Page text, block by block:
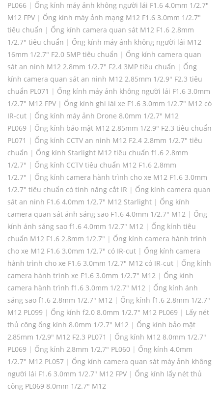
PL066 | Ống kính máy ảnh không người lái F1.6 4.0mm 1/2.7"
M12 FPV | Ống kính máy ảnh mạng M12 F1.6 3.0mm 1/2.7"
tiêu chuẩn | Ống kính camera quan sát M12 F1.6 2.8mm
1/2.7" tiêu chuẩn | Ống kính máy ảnh không người lái M12
16mm 1/2.7" F2.0 5MP tiêu chuẩn | Ống kính camera quan
sát an ninh M12 2.8mm 1/2.7" F2.4 3MP tiêu chuẩn | Ống
kính camera quan sát an ninh M12 2.85mm 1/2.9" F2.3 tiêu
chuẩn PL071 | Ống kính máy ảnh không người lái F1.6 3.0mm
1/2.7" M12 FPV | Ống kính ghi lái xe F1.6 3.0mm 1/2.7" M12 có
IR-cut | Ống kính máy ảnh Drone 8.0mm 1/2.7" M12
PL069 | Ống kính bảo mật M12 2.85mm 1/2.9" F2.3 tiêu chuẩn
PL071 | Ống kính CCTV an ninh M12 F2.4 2.8mm 1/2.7" tiêu
chuẩn | Ống kính Starlight M12 tiêu chuẩn f1.6 2.8mm
1/2.7" | Ống kính CCTV tiêu chuẩn M12 F1.6 2.8mm
1/2.7" | Ống kính camera hành trình cho xe M12 F1.6 3.0mm
1/2.7" tiêu chuẩn có tính năng cắt IR | Ống kính camera quan
sát an ninh F1.6 4.0mm 1/2.7" M12 Starlight | Ống kính
camera quan sát ánh sáng sao F1.6 4.0mm 1/2.7" M12 | Ống
kính ánh sáng sao f1.6 4.0mm 1/2.7" M12 | Ống kính tiêu
chuẩn M12 F1.6 2.8mm 1/2.7" | Ống kính camera hành trình
cho xe M12 F1.6 3.0mm 1/2.7" có IR-cut | Ống kính camera
hành trình cho xe F1.6 3.0mm 1/2.7" M12 có IR-cut | Ống kính
camera hành trình xe F1.6 3.0mm 1/2.7" M12 | Ống kính
camera hành trình f1.6 3.0mm 1/2.7" M12 | Ống kính ánh
sáng sao f1.6 2.8mm 1/2.7" M12 | Ống kính f1.6 2.8mm 1/2.7"
M12 PL099 | Ống kính f2.0 8.0mm 1/2.7" M12 PL069 | Lấy nét
thủ công ống kính 8.0mm 1/2.7" M12 | Ống kính bảo mật
2,85mm 1/2,9" M12 F2.3 PL071 | Ống kính M12 8.0mm 1/2.7"
PL069 | Ống kính 2,8mm 1/2,7" PL060 | Ống kính 4.0mm
1/2.7" M12 PL057 | Ống kính camera quan sát máy ảnh không
người lái F1.6 3.0mm 1/2.7" M12 FPV | Ống kính lấy nét thủ
công PL069 8.0mm 1/2.7" M12